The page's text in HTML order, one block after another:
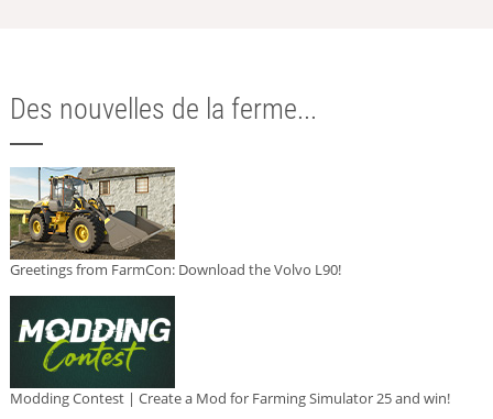
Des nouvelles de la ferme...
Greetings from FarmCon: Download the Volvo L90!
Modding Contest | Create a Mod for Farming Simulator 25 and win!